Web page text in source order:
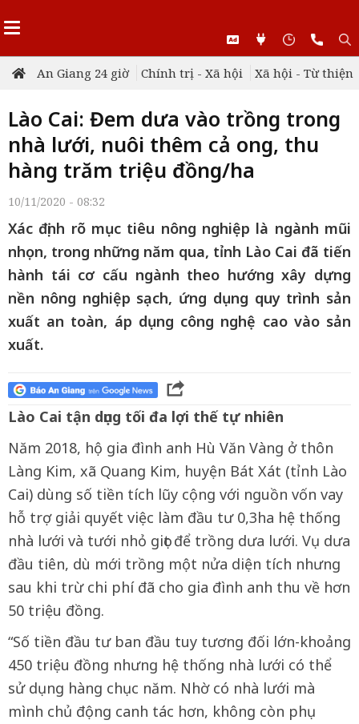
An Giang 24 giờ Chính trị - Xã hội Xã hội - Từ thiện
Lào Cai: Đem dưa vào trồng trong
nhà lưới, nuôi thêm cả ong, thu
hàng trăm triệu đồng/ha
10/11/2020 - 08:32
Xác định rõ mục tiêu nông nghiệp là ngành mũi
nhọn, trong những năm qua, tỉnh Lào Cai đã tiến
hành tái cơ cấu ngành theo hướng xây dựng
nền nông nghiệp sạch, ứng dụng quy trình sản
xuất an toàn, áp dụng công nghệ cao vào sản
xuất.
Lào Cai tận dụng tối đa lợi thế tự nhiên
Năm 2018, hộ gia đình anh Hù Văn Vàng ở thôn
Làng Kim, xã Quang Kim, huyện Bát Xát (tỉnh Lào
Cai) dùng số tiền tích lũy cộng với nguồn vốn vay
hỗ trợ giải quyết việc làm đầu tư 0,3ha hệ thống
nhà lưới và tưới nhỏ giọt để trồng dưa lưới. Vụ dưa
đầu tiên, dù mới trồng một nửa diện tích nhưng
sau khi trừ chi phí đã cho gia đình anh thu về hơn
50 triệu đồng.
“Số tiền đầu tư ban đầu tuy tương đối lớn-khoảng
450 triệu đồng nhưng hệ thống nhà lưới có thể
sử dụng hàng chục năm. Nhờ có nhà lưới mà
mình chủ động canh tác hơn, không còn phụ